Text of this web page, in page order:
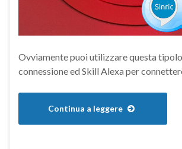
Ovviamente puoi utilizzare questa
connessione ed Skill Alexa per
Continua a leggere